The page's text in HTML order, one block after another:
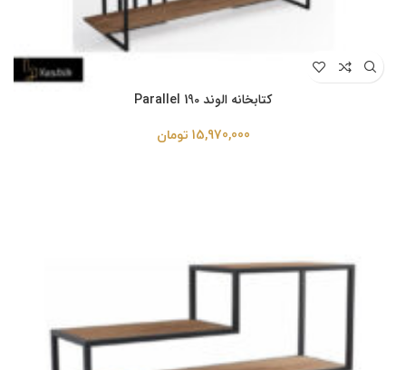
کتابخانه الوند Parallel 190
15,970,000 تومان